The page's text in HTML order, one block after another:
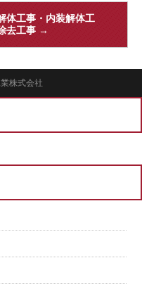
体工事・内装解体工
去工事 →
株式会社